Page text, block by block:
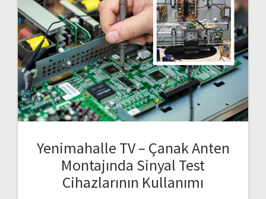
Yenimahalle TV – Çanak Anten
Montajında Sinyal Test
Cihazlarının Kullanımı